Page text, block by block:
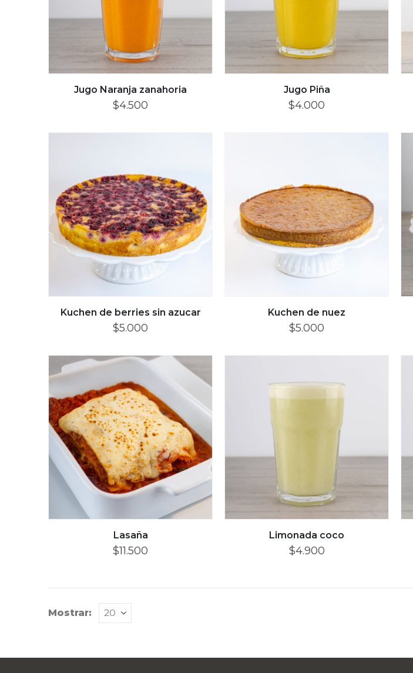
Jugo Naranja zanahoria
$4.500
Jugo Piña
$4.000
Kuchen de berries sin azucar
$5.000
Kuchen de nuez
$5.000
Lasaña
$11.500
Limonada coco
$4.900
Mostrar: